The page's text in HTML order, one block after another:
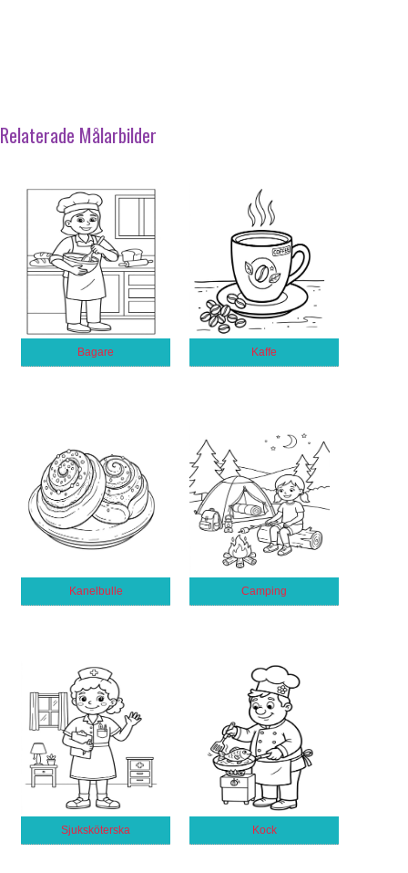
Relaterade Målarbilder
Bagare Kaffe
Kanelbulle Camping
Sjuksköterska Kock